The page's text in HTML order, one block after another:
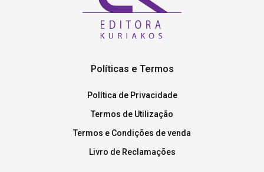
Políticas e Termos
Política de Privacidade
Termos de Utilização
Termos e Condições de venda
Livro de Reclamações